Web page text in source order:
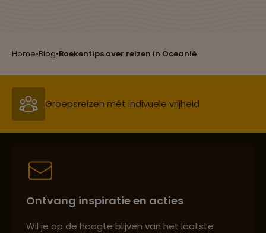
Home•Blog•Boekentips over reizen in Oceanië
Groepsreizen mét indivuele vrijheid
Persoonlijk en deskundig reisadvies
Ontvang inspiratie en acties
Wil je op de hoogte blijven van het laatste